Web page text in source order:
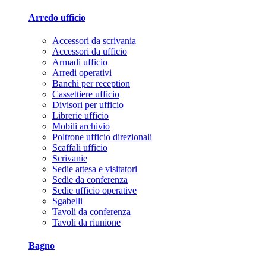
Arredo ufficio
Accessori da scrivania
Accessori da ufficio
Armadi ufficio
Arredi operativi
Banchi per reception
Cassettiere ufficio
Divisori per ufficio
Librerie ufficio
Mobili archivio
Poltrone ufficio direzionali
Scaffali ufficio
Scrivanie
Sedie attesa e visitatori
Sedie da conferenza
Sedie ufficio operative
Sgabelli
Tavoli da conferenza
Tavoli da riunione
Bagno